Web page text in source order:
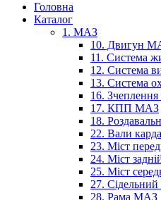
Головна
Каталог
1. МАЗ
10. Двигун
11. Система
12. Система
13. Система
16.
17. КПП МАЗ
18.
22. Вали
23. Міст
24. Міст
25. Міст
27.
28. Рама МАЗ